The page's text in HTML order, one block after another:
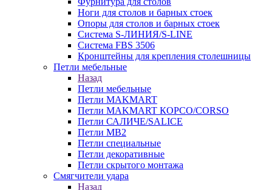
Ноги для столов и барных стоек
Опоры для столов и барных стоек
Система S-ЛИНИЯ/S-LINE
Система FBS 3506
Кронштейны для крепления столешницы
Петли мебельные
Назад
Петли мебельные
Петли MAKMART
Петли MAKMART КОРСО/CORSO
Петли САЛИЧЕ/SALICE
Петли MB2
Петли специальные
Петли декоративные
Петли скрытого монтажа
Смягчители удара
Назад